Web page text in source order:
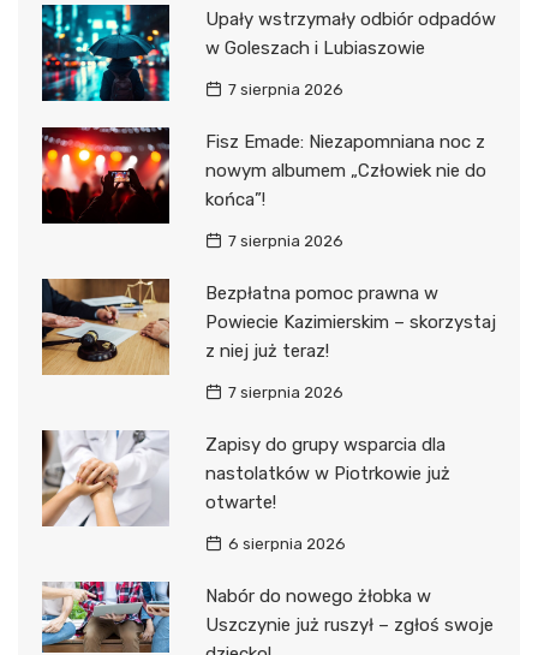
Upały wstrzymały odbiór odpadów
w Goleszach i Lubiaszowie
7 sierpnia 2026
Fisz Emade: Niezapomniana noc z
nowym albumem „Człowiek nie do
końca”!
7 sierpnia 2026
Bezpłatna pomoc prawna w
Powiecie Kazimierskim – skorzystaj
z niej już teraz!
7 sierpnia 2026
Zapisy do grupy wsparcia dla
nastolatków w Piotrkowie już
otwarte!
6 sierpnia 2026
Nabór do nowego żłobka w
Uszczynie już ruszył – zgłoś swoje